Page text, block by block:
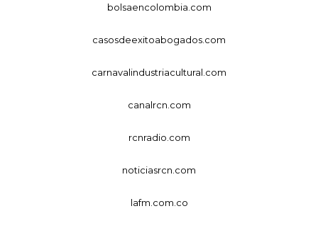
bolsaencolombia.com
casosdeexitoabogados.com
carnavalindustriacultural.com
canalrcn.com
rcnradio.com
noticiasrcn.com
lafm.com.co